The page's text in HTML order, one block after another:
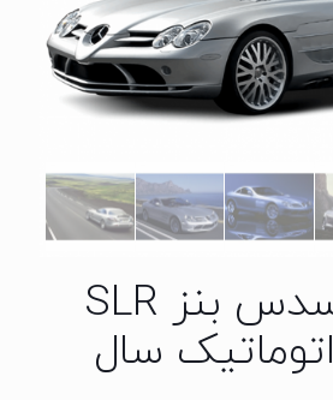
خودرو مرسدس بنز SLR
Mclaren اتوماتیک سال